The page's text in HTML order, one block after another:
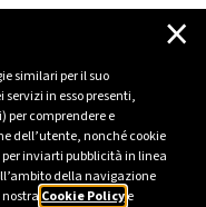
similari per il suo
in esso presenti,
per comprendere e
dell’utente, nonché cookie
inviarti pubblicità in linea
della navigazione
Cookie Policye
×
recupero dei